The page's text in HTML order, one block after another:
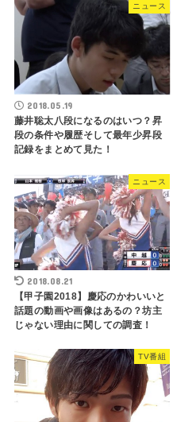
ニュース
2018.05.19
藤井聡太八段になるのはいつ？昇
段の条件や履歴そして最年少昇段
記録をまとめて見た！
ニュース
2018.08.21
【甲子園2018】慶応のかわいいと
話題の動画や画像はあるの？坊主
じゃない理由に関しての調査！
TV番組